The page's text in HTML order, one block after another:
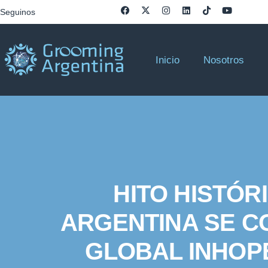
Seguinos
Inicio Nosotros
HITO
ARGENTINA SE
GLOBAL